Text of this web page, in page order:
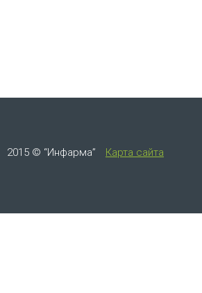
2015 © “Инфарма” Карта сайта